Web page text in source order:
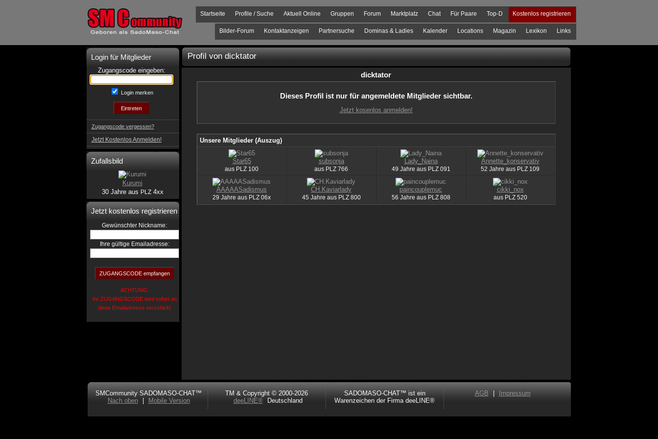
Kostenlos registrieren
Top-D
Für Paare
Chat
Marktplatz
Forum
Gruppen
Aktuell Online
Profile / Suche
Startseite
Links
Lexikon
Magazin
Locations
Kalender
Dominas & Ladies
Partnersuche
Kontaktanzeigen
Bilder-Forum
Login für Mitglieder
Zugangscode eingeben:
Login merken
Zugangscode vergessen?
Jetzt Kostenlos Anmelden!
Zufallsbild
Kurumi
30 Jahre aus PLZ4xx
Jetzt kostenlos registrieren
Gewünschter Nickname:
Ihre gültige Emailadresse:
ACHTUNG:
Ihr ZUGANGSCODE wird sofort an
diese Emailadresse verschickt
Profil von dicktator
dicktator
Dieses Profil ist nur für angemeldete Mitglieder sichtbar.
Jetzt kosenlos anmelden!
Unsere Mitglieder (Auszug)
Star65
aus PLZ 100
subsonja
aus PLZ 766
Lady_Naina
49 Jahre aus PLZ091
Annette_konservativ
52 Jahre aus PLZ 109
AAAAASadismus
29 Jahre aus PLZ 06x
CH.Kaviarlady
45 Jahre aus PLZ800
paincouplemuc
56 Jahre aus PLZ808
cikki_nox
aus PLZ520
SMCommunity SADOMASO-CHAT™
Nach oben
Mobile Version
TM & Copyright © 2000-2026
deeLINE®
Deutschland
SADOMASO-CHAT™ ist ein
Warenzeichen der Firma deeLINE®
AGB Impressum